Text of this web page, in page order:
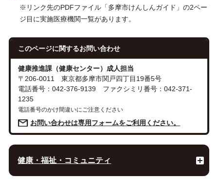
※リンク先のPDFファイル「多摩市けんしんガイド」の2ペー
ジ目に実施医療機関一覧があります。
このページに関するお問い合わせ
健康推進課（健康センター）成人担当
〒206-0011 東京都多摩市関戸四丁目19番5号
電話番号：042-376-9139 ファクシミリ番号：042-371-
1235
電話番号のかけ間違いにご注意ください
お問い合わせは専用フォームをご利用ください。
健康・福祉・コミュニティ